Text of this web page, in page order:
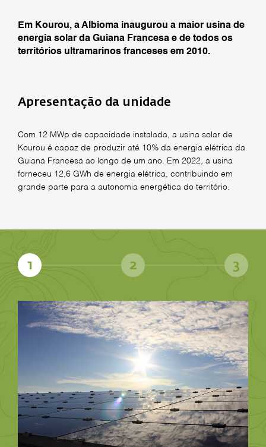
Em Kourou, a Albioma inaugurou a maior usina de
energia solar da Guiana Francesa e de todos os
territórios ultramarinos franceses em 2010.
Apresentação da unidade
Com 12 MWp de capacidade instalada, a usina solar de
Kourou é capaz de produzir até 10% da energia elétrica da
Guiana Francesa ao longo de um ano. Em 2022, a usina
forneceu 12,6 GWh de energia elétrica, contribuindo em
grande parte para a autonomia energética do território.
1 2 3